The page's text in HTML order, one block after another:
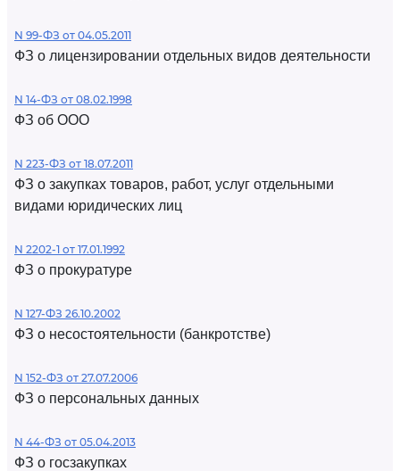
N 99-ФЗ от 04.05.2011
ФЗ о лицензировании отдельных видов деятельности
N 14-ФЗ от 08.02.1998
ФЗ об ООО
N 223-ФЗ от 18.07.2011
ФЗ о закупках товаров, работ, услуг отдельными
видами юридических лиц
N 2202-1 от 17.01.1992
ФЗ о прокуратуре
N 127-ФЗ 26.10.2002
ФЗ о несостоятельности (банкротстве)
N 152-ФЗ от 27.07.2006
ФЗ о персональных данных
N 44-ФЗ от 05.04.2013
ФЗ о госзакупках